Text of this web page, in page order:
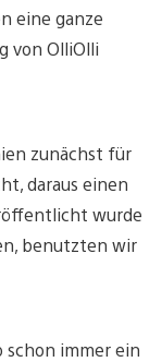
eine ganze
von OlliOlli
zunächst für
daraus einen
wurde
benutzten wir
schon immer ein